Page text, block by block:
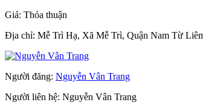
Giá: Thỏa thuận
Địa chỉ: Mễ Trì Hạ, Xã Mễ Trì, Quận Nam Từ
Người đăng: Nguyễn Vân Trang
Người liên hệ: Nguyễn Vân Trang